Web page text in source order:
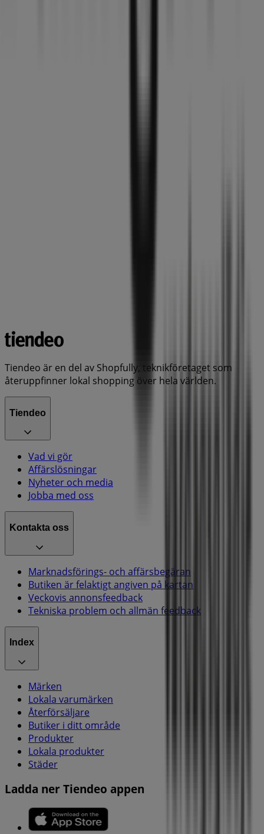
Tiendeo är en del av Shopfully, teknikföretaget som
återuppfinner lokal shopping över hela världen.
Tiendeo
Vad vi gör
Affärslösningar
Nyheter och media
Jobba med oss
Kontakta oss
Marknadsförings- och affärsbegäran
Butiken är felaktigt angiven på kartan
Veckovis annonsfeedback
Tekniska problem och allmän feedback
Index
Märken
Lokala varumärken
Återförsäljare
Butiker i ditt område
Produkter
Lokala produkter
Städer
Ladda ner Tiendeo appen